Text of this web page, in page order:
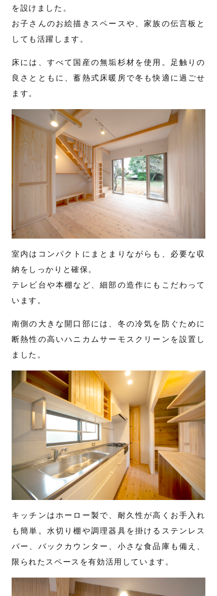
を設けました。
お子さんのお絵描きスペースや、家族の伝言板と
しても活躍します。
床には、すべて国産の無垢杉材を使用。足触りの
良さとともに、蓄熱式床暖房で冬も快適に過ごせ
ます。
室内はコンパクトにまとまりながらも、必要な収
納をしっかりと確保。
テレビ台や本棚など、細部の造作にもこだわって
います。
南側の大きな開口部には、冬の冷気を防ぐために
断熱性の高いハニカムサーモスクリーンを設置し
ました。
キッチンはホーロー製で、耐久性が高くお手入れ
も簡単。水切り棚や調理器具を掛けるステンレス
バー、バックカウンター、小さな食品庫も備え、
限られたスペースを有効活用しています。